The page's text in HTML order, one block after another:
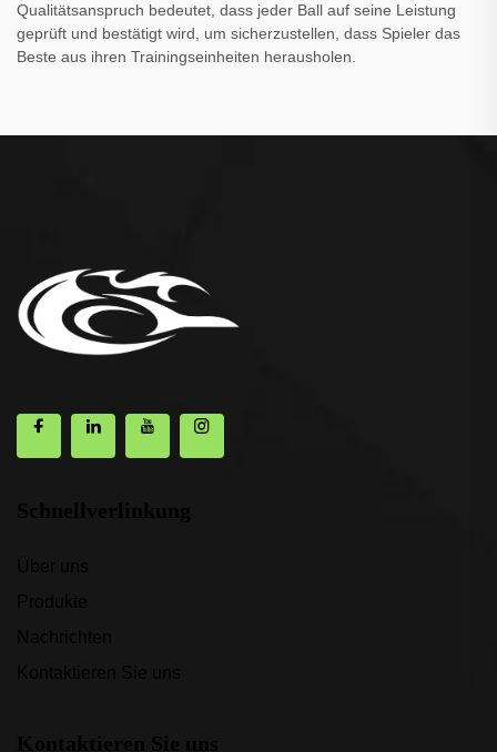
Qualitätsanspruch bedeutet, dass jeder Ball auf seine Leistung
geprüft und bestätigt wird, um sicherzustellen, dass Spieler das
Beste aus ihren Trainingseinheiten herausholen.